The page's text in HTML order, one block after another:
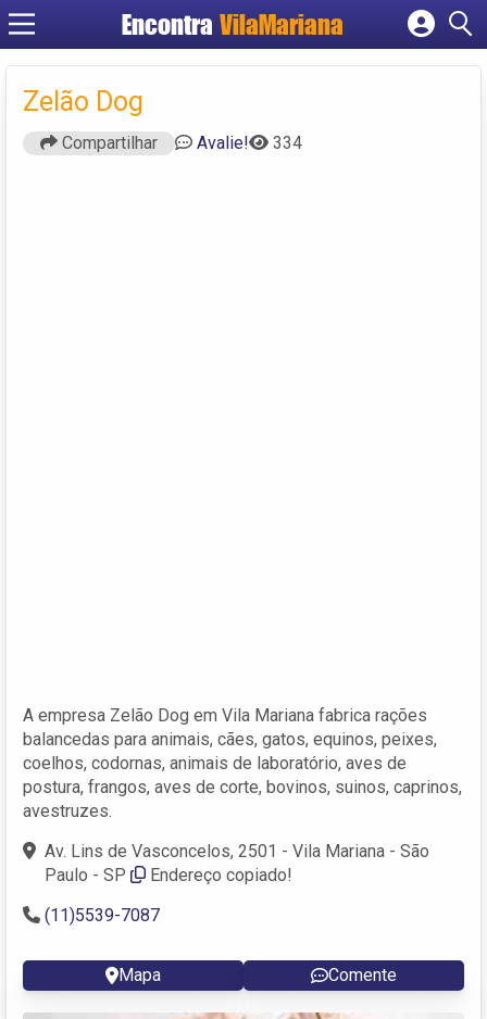
EncontraVilaMariana
Cadastrar empresa
Zelão Dog
Compartilhar Avalie! 334
A empresa Zelão Dog em Vila Mariana fabrica rações
balancedas para animais, cães, gatos, equinos, peixes,
coelhos, codornas, animais de laboratório, aves de
postura, frangos, aves de corte, bovinos, suinos, caprinos,
avestruzes.
Av. Lins de Vasconcelos, 2501 - Vila Mariana - São
Paulo - SP
Endereço copiado!
(11)5539-7087
Mapa Comente